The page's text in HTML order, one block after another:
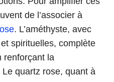
de l’associer à
. L’améthyste, avec
spirituelles, complète
renforçant la
quartz rose, quant à